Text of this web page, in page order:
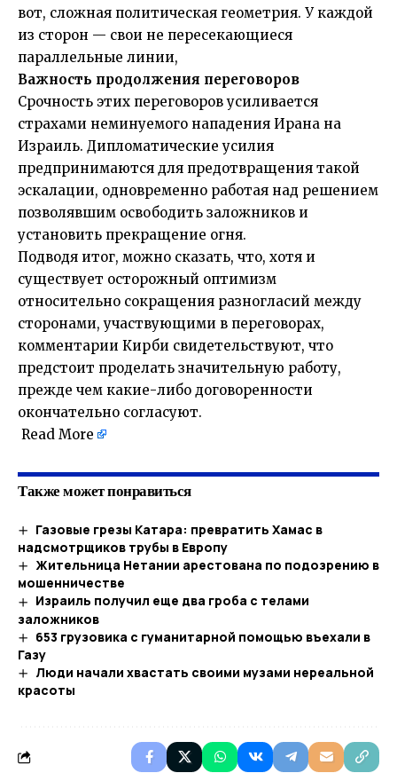
вот, сложная политическая геометрия. У каждой
из сторон — свои не пересекающиеся
параллельные линии,
Важность продолжения переговоров
Срочность этих переговоров усиливается
страхами неминуемого нападения Ирана на
Израиль. Дипломатические усилия
предпринимаются для предотвращения такой
эскалации, одновременно работая над решением
позволявшим освободить заложников и
установить прекращение огня.
Подводя итог, можно сказать, что, хотя и
существует осторожный оптимизм
относительно сокращения разногласий между
сторонами, участвующими в переговорах,
комментарии Кирби свидетельствуют, что
предстоит проделать значительную работу,
прежде чем какие-либо договоренности
окончательно согласуют.
Read More
Также может понравиться
Газовые грезы Катара: превратить Хамас в
надсмотрщиков трубы в Европу
Жительница Нетании арестована по подозрению в
мошенничестве
Израиль получил еще два гроба с телами
заложников
653 грузовика с гуманитарной помощью въехали в
Газу
Люди начали хвастать своими музами нереальной
красоты